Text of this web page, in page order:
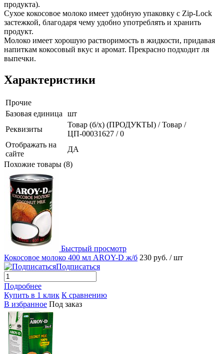
продукта).
Сухое кокосовое молоко имеет удобную упаковку с Zip-Lock
застежкой, благодаря чему удобно употреблять и хранить
продукт.
Молоко имеет хорошую растворимость в жидкости, придавая
напиткам кокосовый вкус и аромат. Прекрасно подходит ля
выпечки.
Характеристики
Прочие
Базовая единица
шт
Реквизиты
Товар (б/х) (ПРОДУКТЫ) / Товар /
ЦП-00031627 / 0
Отображать на
сайте
ДА
Похожие товары (8)
Быстрый просмотр
Кокосовое молоко 400 мл AROY-D ж/б 230 руб. / шт
Подписаться
Подробнее
Купить в 1 клик К сравнению
В избранное Под заказ